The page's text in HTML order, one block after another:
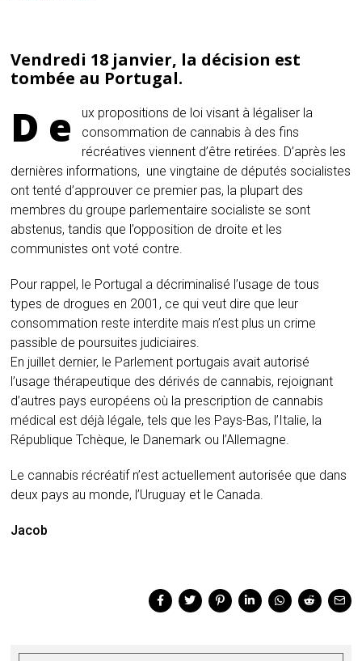
Vendredi 18 janvier, la décision est
tombée au Portugal.
D e
ux propositions de loi visant à légaliser la
consommation de cannabis à des fins
récréatives viennent d’être retirées. D’après les
dernières informations, une vingtaine de députés socialistes
ont tenté d’approuver ce premier pas, la plupart des
membres du groupe parlementaire socialiste se sont
abstenus, tandis que l’opposition de droite et les
communistes ont voté contre.
Pour rappel, le Portugal a décriminalisé l’usage de tous
types de drogues en 2001, ce qui veut dire que leur
consommation reste interdite mais n’est plus un crime
passible de poursuites judiciaires.
En juillet dernier, le Parlement portugais avait autorisé
l’usage thérapeutique des dérivés de cannabis, rejoignant
d’autres pays européens où la prescription de cannabis
médical est déjà légale, tels que les Pays-Bas, l’Italie, la
République Tchèque, le Danemark ou l’Allemagne.
Le cannabis récréatif n’est actuellement autorisée que dans
deux pays au monde, l’Uruguay et le Canada.
Jacob